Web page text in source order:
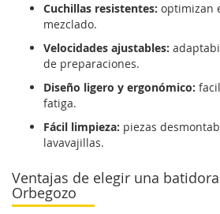
Cuchillas resistentes: optimizan
mezclado.
Velocidades ajustables:
de preparaciones.
Diseño ligero y ergonómico:
fatiga.
Fácil limpieza: piezas
lavavajillas.
Ventajas de elegir una
Orbegozo